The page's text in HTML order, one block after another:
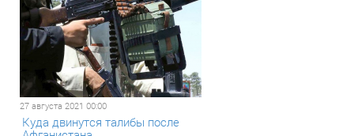
27 августа 2021 00:00
Куда двинутся талибы после